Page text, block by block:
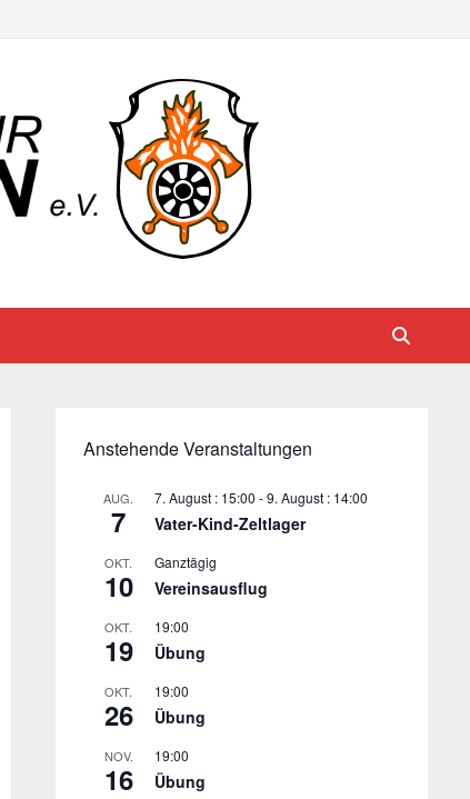
Anstehende Veranstaltungen
AUG.
7
7. August : 15:00 -9. August : 14:00
Vater-Kind-Zeltlager
OKT.
10
Ganztägig
Vereinsausflug
OKT.
19
19:00
Übung
OKT.
26
19:00
Übung
NOV.
16
19:00
Übung